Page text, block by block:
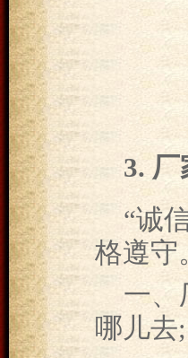
3.
“诚
格遵守
一、
哪儿去;